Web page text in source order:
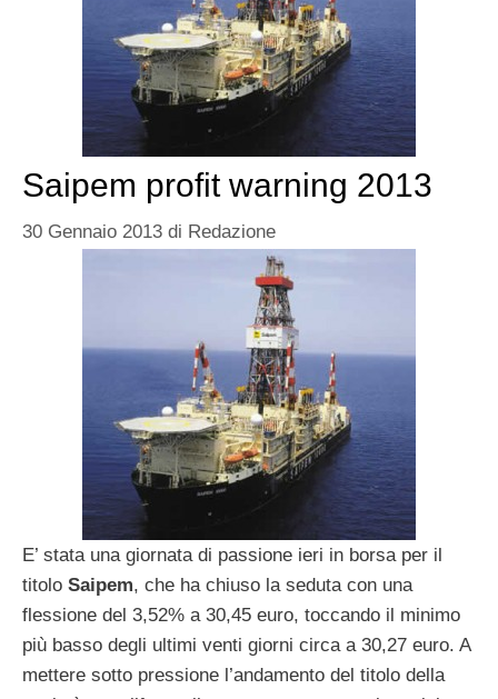
Saipem profit warning 2013
30 Gennaio 2013 di Redazione
E’ stata una giornata di passione ieri in borsa per il
titolo Saipem, che ha chiuso la seduta con una
flessione del 3,52% a 30,45 euro, toccando il minimo
più basso degli ultimi venti giorni circa a 30,27 euro. A
mettere sotto pressione l’andamento del titolo della